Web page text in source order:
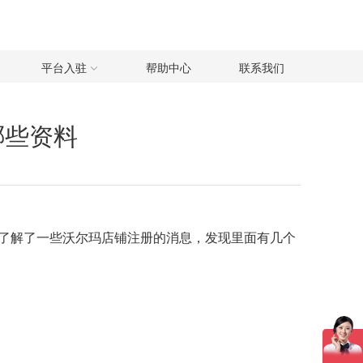
平台入驻 帮助中心 联系我们
资料
解了一些沃尔玛店铺注册的消息，发现里面有几个